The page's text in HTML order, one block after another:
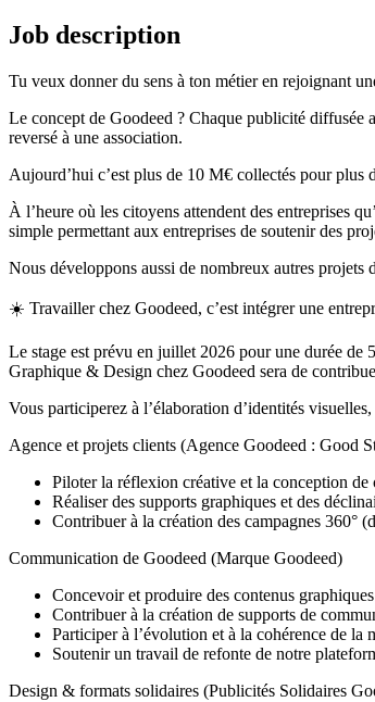
Job description
Tu veux donner du sens à ton métier en rejoignant
Le concept de Goodeed ? Chaque publicité diffusée
reversé à une association.
Aujourd’hui c’est plus de 10 M€ collectés pour plus
À l’heure où les citoyens attendent des entreprises
simple permettant aux entreprises de soutenir des
Nous développons aussi de nombreux autres projets
☀️ Travailler chez Goodeed, c’est intégrer une
Le stage est prévu en juillet 2026 pour une durée de
Graphique & Design chez Goodeed sera de
Vous participerez à l’élaboration d’identités
Agence et projets clients (Agence Goodeed : Good
Piloter la réflexion créative et la conception de
Réaliser des supports graphiques et des
Contribuer à la création des campagnes
Communication de Goodeed (Marque Goodeed)
Concevoir et produire des contenus
Contribuer à la création de supports de
Participer à l’évolution et à la cohérence de la
Soutenir un travail de refonte de notre
Design & formats solidaires (Publicités Solidaires